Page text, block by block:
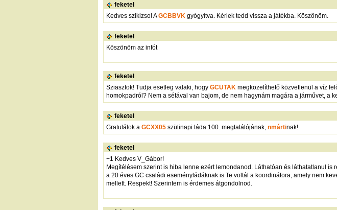
feketel
Kedves szikizso! AGCBBVK gyógyítva. Kérlek tedd vissza a játékba. Köszönöm.
feketel
Köszönöm az infót
feketel
Sziasztok! Tudja esetleg valaki, hogy GCUTAK megközelíthető közvetlenül a víz
homokpadról? Nem a sétával van bajom, de nem hagynám magára a járművet, a
feketel
Gratulálok a GCXX05 szülinapi láda 100. megtalálójának, nmártinak!
feketel
+1 Kedves V_Gábor!
Megítélésem szerint is hiba lenne ezért lemondanod. Láthatóan és láthatatlanul
a 20 éves GC családi eseményládáknak is Te voltál a koordinátora, amely nem
mellett. Respekt! Szerintem is érdemes átgondolnod.